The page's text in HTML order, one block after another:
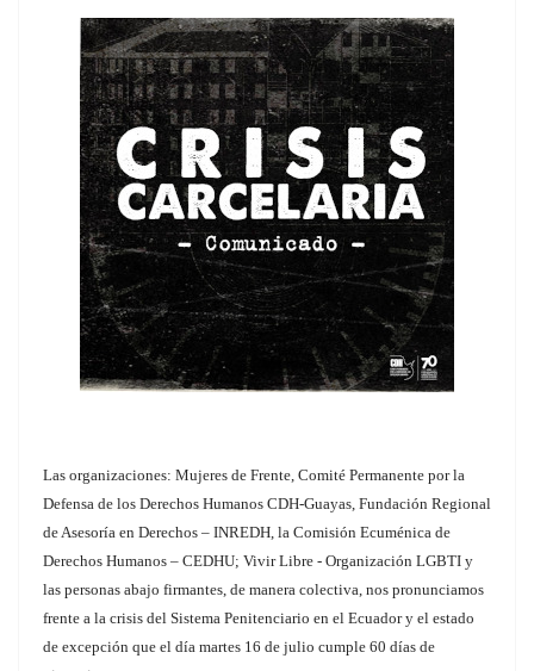
Las organizaciones: Mujeres de Frente, Comité Permanente por la
Defensa de los Derechos Humanos CDH-Guayas, Fundación Regional
de Asesoría en Derechos – INREDH, la Comisión Ecuménica de
Derechos Humanos – CEDHU; Vivir Libre - Organización LGBTI y
las personas abajo firmantes, de manera colectiva, nos pronunciamos
frente a la crisis del Sistema Penitenciario en el Ecuador y el estado
de excepción que el día martes 16 de julio cumple 60 días de